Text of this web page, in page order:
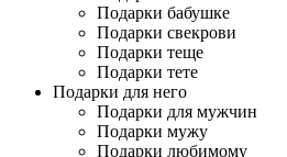
Подарки бабушке
Подарки свекрови
Подарки теще
Подарки тете
Подарки для него
Подарки для мужчин
Подарки мужу
Подарки любимому